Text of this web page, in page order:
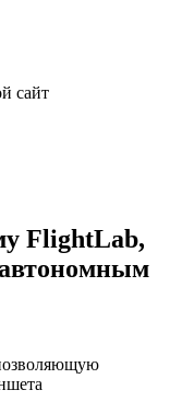
сайт
FlightLab,